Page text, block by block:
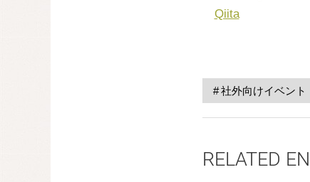
Qiita
社外向けイベント
RELATED